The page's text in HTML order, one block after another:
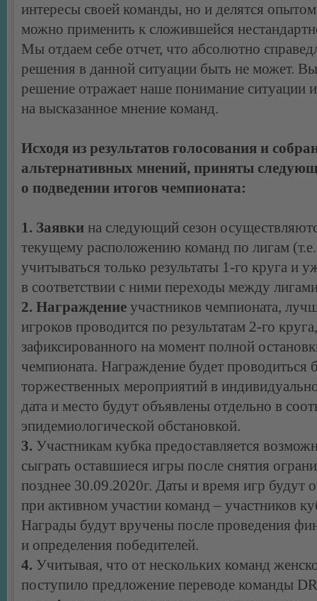
интересы своей команды, но и делятся
можно применить к сложившейся
Мы отдаем себе отчет, что абсолютно
решения в данной ситуации быть не может.
решение отражает наше понимание ситуации
на высказанное мнение команд.
Исходя из результатов голосования и
альтернативных мнений, приняты
о подведении итогов чемпионата:
1. Заявки на следующий сезон
текущему расположению команд по лигам
учитываться только результаты 1-го круга и
в соответствии с ними переходы между
2. Награждение участников чемпионата,
игроков проводится по результатам 2-го круга,
зафиксированного на момент полной
чемпионата. Награждение будет проводиться
торжественных мероприятий в
дата и место будут объявлены отдельно в
эпидемиологической обстановкой.
3. Участникам кубка предоставляется
сыграть оставшиеся игры после снятия
позднее 30.09.2020г. Даты и время игр будут
при активном участии команд – участников
Награды будут вручены после проведения
и определения победителей.
4. Учитывая, что от нескольких команд
поступило предложение переводе команды